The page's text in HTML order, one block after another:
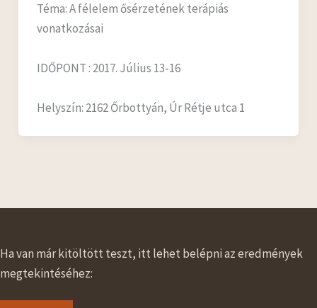
Téma: A félelem ősérzetének terápiás
vonatkozásai
IDŐPONT : 2017. Július 13-16
Helyszín: 2162 Őrbottyán, Úr Rétje utca 1
Ha van már kitöltött teszt, itt lehet belépni az eredmények
megtekintéséhez: